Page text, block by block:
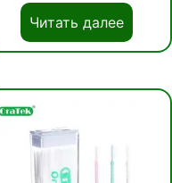
Читать далее